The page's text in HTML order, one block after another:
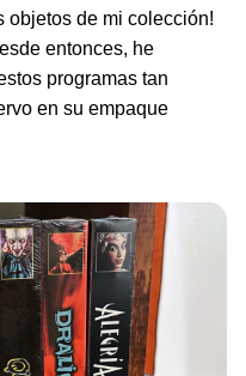
objetos de mi colección!
entonces, he
programas tan
en su empaque